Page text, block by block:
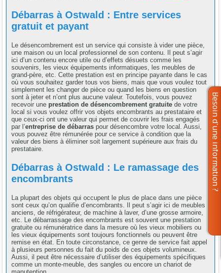
Débarras à Ostwald : Entre services
gratuit et payant
Le désencombrement est un service qui consiste à vider une pièce,
une maison ou un local professionnel de son contenu. Il peut s’agir
ici d’un contenu encore utile ou d’effets désuets comme les
souvenirs, les vieux équipements informatiques, les meubles de
grand-père, etc. Cette prestation est en principe payante dans le cas
où vous souhaitez garder tous vos biens, mais que vous voulez tout
simplement les changer de pièce ou quand les biens en question
sont à jeter et n’ont plus aucune valeur. Toutefois, vous pouvez
recevoir une prestation de désencombrement gratuite de votre
local si vous voulez offrir vos objets encombrants au prestataire et
que ceux-ci ont une valeur qui permet de couvrir les frais engagés
par l’entreprise de débarras pour désencombre votre local. Aussi,
vous pouvez être rémunérée pour ce service à condition que la
valeur des biens à éliminer soit largement supérieure aux frais du
prestataire.
Débarras à Ostwald : Le ramassage des
encombrants
La plupart des objets qui occupent le plus de place dans une pièce
sont ceux qu’on qualifie d’encombrants. Il peut s’agir ici de meubles
anciens, de réfrigérateur, de machine à laver, d’une grosse armoire,
etc. Le débarrassage des encombrants est souvent une prestation
gratuite ou rémunératrice dans la mesure où les vieux mobiliers ou
les vieux équipements sont toujours fonctionnels ou peuvent être
remise en état. En toute circonstance, ce genre de service fait appel
à plusieurs personnes du fait du poids de ces objets volumineux.
Aussi, il peut être nécessaire d’utiliser des équipements spécifiques
comme un monte-meuble, des sangles ou encore un chariot de